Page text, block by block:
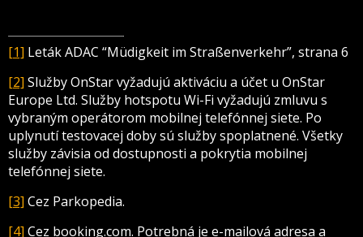
[1] Leták ADAC “Müdigkeit im Straßenverkehr”, strana 6
[2] Služby OnStar vyžadujú aktiváciu a účet u OnStar
Europe Ltd. Služby hotspotu Wi-Fi vyžadujú zmluvu s
vybraným operátorom mobilnej telefónnej siete. Po
uplynutí testovacej doby sú služby spoplatnené. Všetky
služby závisia od dostupnosti a pokrytia mobilnej
telefónnej siete.
[3] Cez Parkopedia.
[4] Cez booking.com. Potrebná je e-mailová adresa a